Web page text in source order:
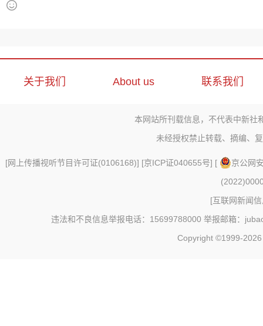
关于我们 About us 联系我们
本网站所刊载信息，不代表中新社
未经授权禁止转载、摘编、
[网上传播视听节目许可证(0106168)] [京ICP证040655号] [
京公网
[互联网新闻
违法和不良信息举报电话：15699788000 举报邮箱：
Copyright ©1999-